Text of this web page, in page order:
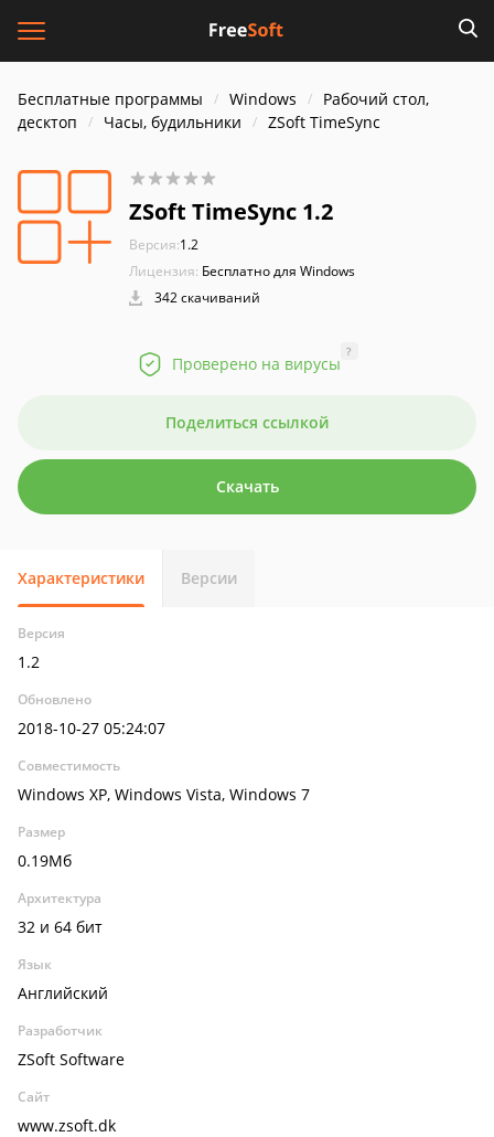
Бесплатные программы Windows
Рабочий стол,
десктоп
Часы, будильники ZSoft TimeSync
ZSoft TimeSync 1.2
Версия:1.2
Лицензия: Бесплатно для Windows
342 скачиваний
Проверено на вирусы
?
Поделиться ссылкой
Скачать
Характеристики Версии
Версия
1.2
Обновлено
2018-10-27 05:24:07
Совместимость
Windows XP, Windows Vista, Windows 7
Размер
0.19Мб
Архитектура
32 и 64 бит
Язык
Английский
Разработчик
ZSoft Software
Сайт
www.zsoft.dk